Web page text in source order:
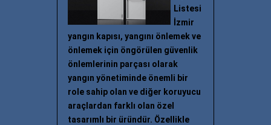
Listesi
İzmir
yangın kapısı, yangını önlemek ve
önlemek için öngörülen güvenlik
önlemlerinin parçası olarak
yangın yönetiminde önemli bir
role sahip olan ve diğer koruyucu
araçlardan farklı olan özel
tasarımlı bir üründür. Özellikle